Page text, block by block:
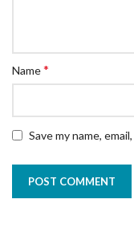
Name*
Save my name,